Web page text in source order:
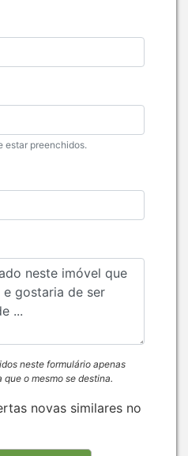
estar preenchidos.
neste formulário apenas
o mesmo se destina.
novas similares no